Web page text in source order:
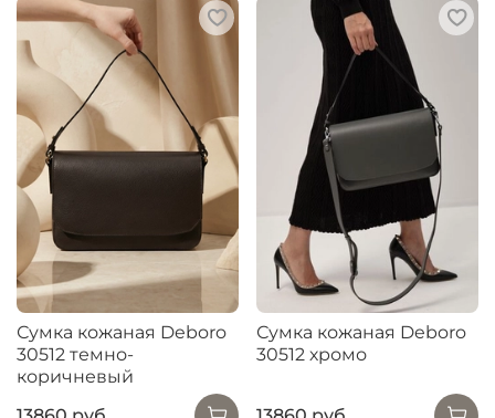
Сумка кожаная Deboro
30512 темно-
коричневый
Сумка кожаная Deboro
30512 хромо